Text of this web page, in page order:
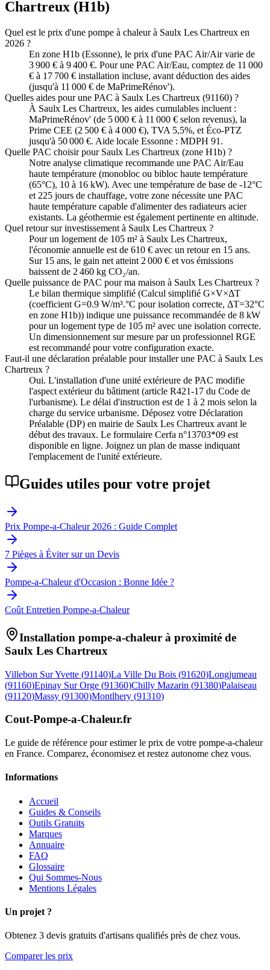
Chartreux (H1b)
Quel est le prix d'une pompe à chaleur à Saulx Les Chartreux en
2026 ?
En zone H1b (Essonne), le prix d'une PAC Air/Air varie de
3 900 € à 9 400 €. Pour une PAC Air/Eau, comptez de 11 000
€ à 17 700 € installation incluse, avant déduction des aides
(jusqu'à 11 000 € de MaPrimeRénov').
Quelles aides pour une PAC à Saulx Les Chartreux (91160) ?
À Saulx Les Chartreux, les aides cumulables incluent :
MaPrimeRénov' (de 5 000 € à 11 000 € selon revenus), la
Prime CEE (2 500 € à 4 000 €), TVA 5,5%, et Éco-PTZ
jusqu'à 50 000 €. Aide locale Essonne : MDPH 91.
Quelle PAC choisir pour Saulx Les Chartreux (zone H1b) ?
Notre analyse climatique recommande une PAC Air/Eau
haute température (monobloc ou bibloc haute température
(65°C), 10 à 16 kW). Avec une température de base de -12°C
et 225 jours de chauffage, votre zone nécessite une PAC
haute température capable d'alimenter des radiateurs acier
existants. La géothermie est également pertinente en altitude.
Quel retour sur investissement à Saulx Les Chartreux ?
Pour un logement de 105 m² à Saulx Les Chartreux,
l'économie annuelle est de 610 € avec un retour en 15 ans.
Sur 15 ans, le gain net atteint 2 000 € et vos émissions
baissent de 2 460 kg CO₂/an.
Quelle puissance de PAC pour ma maison à Saulx Les Chartreux ?
Le bilan thermique simplifié (Calcul simplifié G×V×ΔT
(coefficient G=0.9 W/m³.°C pour isolation correcte, ΔT=32°C
en zone H1b)) indique une puissance recommandée de 8 kW
pour un logement type de 105 m² avec une isolation correcte.
Un dimensionnement sur mesure par un professionnel RGE
est recommandé pour votre configuration exacte.
Faut-il une déclaration préalable pour installer une PAC à Saulx Les
Chartreux ?
Oui. L'installation d'une unité extérieure de PAC modifie
l'aspect extérieur du bâtiment (article R421-17 du Code de
l'urbanisme). Le délai d'instruction est de 1 à 2 mois selon la
charge du service urbanisme. Déposez votre Déclaration
Préalable (DP) en mairie de Saulx Les Chartreux avant le
début des travaux. Le formulaire Cerfa n°13703*09 est
disponible en ligne. Joignez un plan de masse indiquant
l'emplacement de l'unité extérieure.
Guides utiles pour votre projet
Prix Pompe-a-Chaleur 2026 : Guide Complet
7 Pièges à Éviter sur un Devis
Pompe-a-Chaleur d'Occasion : Bonne Idée ?
Coût Entretien Pompe-a-Chaleur
Installation pompe-a-chaleur à proximité de
Saulx Les Chartreux
Villebon Sur Yvette (91140)La Ville Du Bois (91620)Longjumeau
(91160)Epinay Sur Orge (91360)Chilly Mazarin (91380)Palaiseau
(91120)Massy (91300)Montlhery (91310)
Cout-Pompe-a-Chaleur.fr
Le guide de référence pour estimer le prix de votre pompe-a-chaleur
en France. Comparez, économisez et restez autonome chez vous.
Informations
Accueil
Guides & Conseils
Outils Gratuits
Marques
Annuaire
FAQ
Glossaire
Qui Sommes-Nous
Mentions Légales
Un projet ?
Obtenez 3 devis gratuits d'artisans qualifiés près de chez vous.
Comparer les prix